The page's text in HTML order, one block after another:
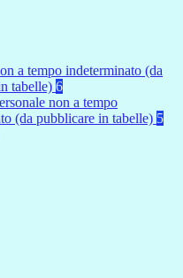
a tempo indeterminato (da
tabelle) 6
non a tempo
(da pubblicare in tabelle) 5